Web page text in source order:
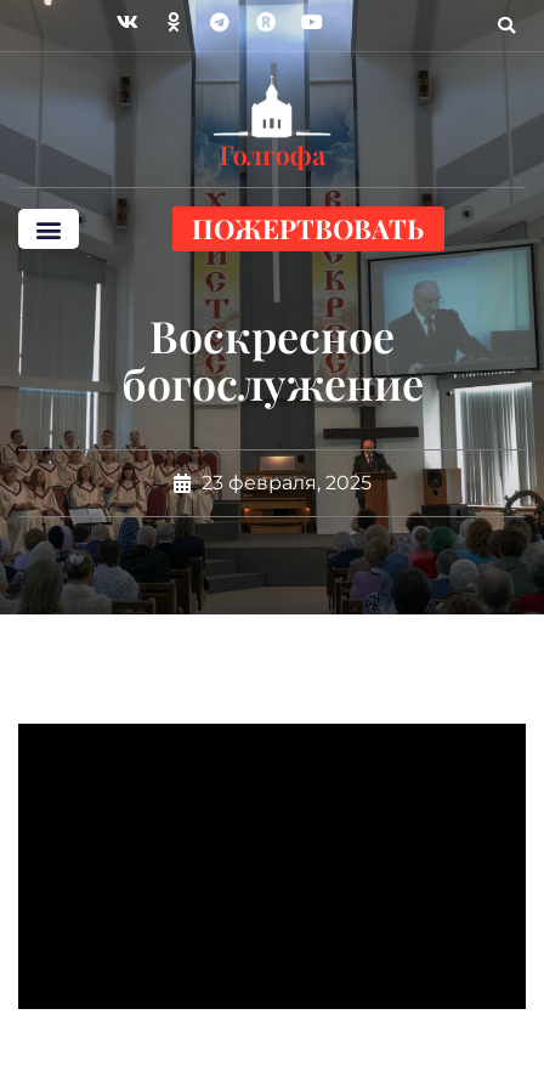
ПОЖЕРТВОВАТЬ
Воскресное
богослужение
23 февраля, 2025